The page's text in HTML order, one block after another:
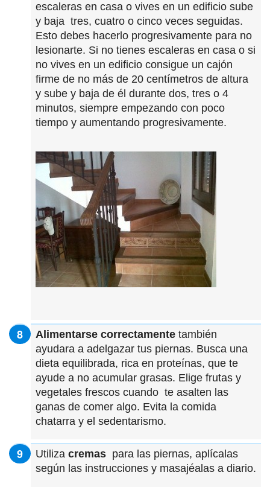
escaleras en casa o vives en un edificio sube
y baja tres, cuatro o cinco veces seguidas.
Esto debes hacerlo progresivamente para no
lesionarte. Si no tienes escaleras en casa o si
no vives en un edificio consigue un cajón
firme de no más de 20 centímetros de altura
y sube y baja de él durante dos, tres o 4
minutos, siempre empezando con poco
tiempo y aumentando progresivamente.
Alimentarse correctamente también
ayudara a adelgazar tus piernas. Busca una
dieta equilibrada, rica en proteínas, que te
ayude a no acumular grasas. Elige frutas y
vegetales frescos cuando te asalten las
ganas de comer algo. Evita la comida
chatarra y el sedentarismo.
Utiliza cremas para las piernas, aplícalas
según las instrucciones y masajéalas a diario.